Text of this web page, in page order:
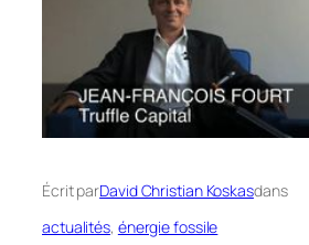
Écrit parDavid Christian Koskasdans
actualités, énergie fossile